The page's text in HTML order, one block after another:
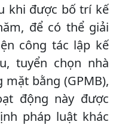
khi được bố trí kế
để có thể giải
công tác lập kế
tuyển chọn nhà
bằng (GPMB),
động này được
pháp luật khác